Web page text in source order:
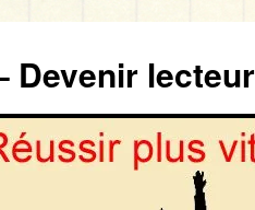
Devenir lecteur